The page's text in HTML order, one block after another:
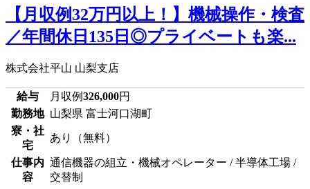
【月収例32万円以上！】機械操作・検査
／年間休日135日◎プライベートも楽...
株式会社平山 山梨支店
給与 月収例326,000円
勤務地 山梨県 富士河口湖町
寮・社
宅
あり（無料）
仕事内
容
通信機器の組立・機械オペレーター / 半導体工場 /
交替制